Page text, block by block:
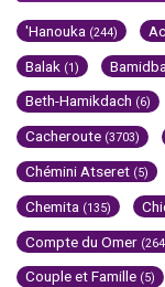
'Hanouka (244)
Balak (1)
Beth-Hamikdach (6)
Cacheroute (3703)
Chémini Atseret (5)
Chemita (135)
Compte du Omer
Couple et Famille (5)